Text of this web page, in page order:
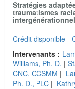
Stratégies
traumatismes
Crédit disponible -
Intervenants :
Williams, Ph. D. |
CNC, CCSMM |
Ph. D., PLC |